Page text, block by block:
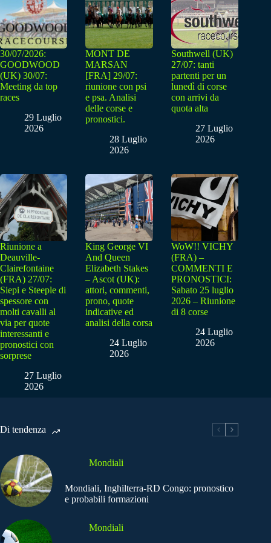
30/07/2026:
GOODWOOD
(UK) 30/07:
Meeting da top
races
29 Luglio
2026
MONT DE
MARSAN
[FRA] 29/07:
riunione con psi
e psa. Analisi
delle corse e
pronostici.
28 Luglio
2026
Southwell (UK)
27/07: tanti
partenti per un
lunedì di corse
con arrivi da
quota alta
27 Luglio
2026
Riunione a
Deauville-
Clairefontaine
(FRA) 27/07:
Siepi e Steeple di
spessore con
molti cavalli al
via per quote
interessanti e
pronostici con
sorprese
27 Luglio
2026
King George VI
And Queen
Elizabeth Stakes
– Ascot (UK):
attori, commenti,
prono, quote
indicative ed
analisi della corsa
24 Luglio
2026
WoW!! VICHY
(FRA) –
COMMENTI E
PRONOSTICI:
Sabato 25 luglio
2026 – Riunione
di 8 corse
24 Luglio
2026
Di tendenza
Mondiali
Mondiali, Inghilterra-RD Congo: pronostico
e probabili formazioni
Mondiali